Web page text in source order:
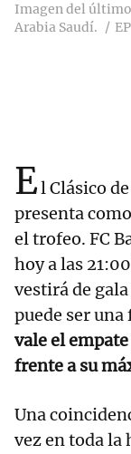
Imagen del
Arabia Saudí.
EP
El Clásico
presenta
el trofeo. FC
hoy a las
vestirá de
puede ser
vale el
frente a su
Una
vez en toda la